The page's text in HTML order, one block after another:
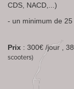
CDS, NACD,...)
- un minimum
Prix : 300€ /jour ,
scooters)